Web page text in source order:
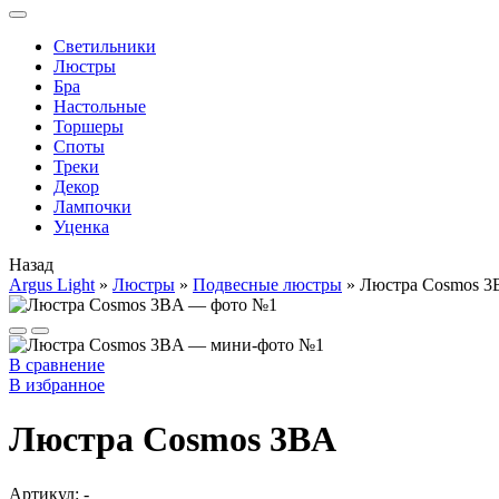
Cветильники
Люстры
Бра
Настольные
Торшеры
Споты
Треки
Декор
Лампочки
Уценка
Назад
Argus Light » Люстры » Подвесные люстры » Люстра Cosmos
В сравнение
В избранное
Люстра Cosmos 3BA
Артикул: -